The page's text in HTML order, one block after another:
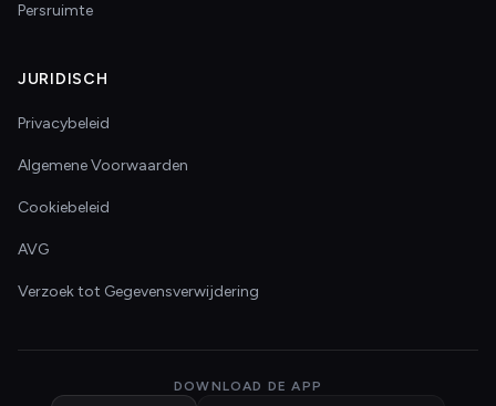
Persruimte
JURIDISCH
Privacybeleid
Algemene Voorwaarden
Cookiebeleid
AVG
Verzoek tot Gegevensverwijdering
DOWNLOAD DE APP